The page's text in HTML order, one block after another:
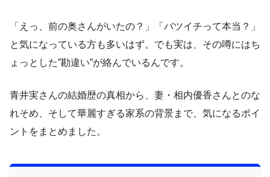
「えっ、前の奥さんがいたの？」「バツイチって本当？」
と気になっている方も多いはず。でも実は、その噂にはち
ょっとした”勘違い”が絡んでいるんです。
青井実さんの結婚歴の真相から、妻・相内優香さんとのな
れそめ、そして華麗すぎる家系の背景まで、気になるポイ
ントをまとめました。